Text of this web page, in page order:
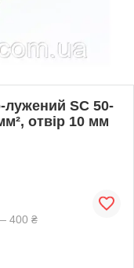
лужений SC 50-
отвір 10 мм
400 ₴